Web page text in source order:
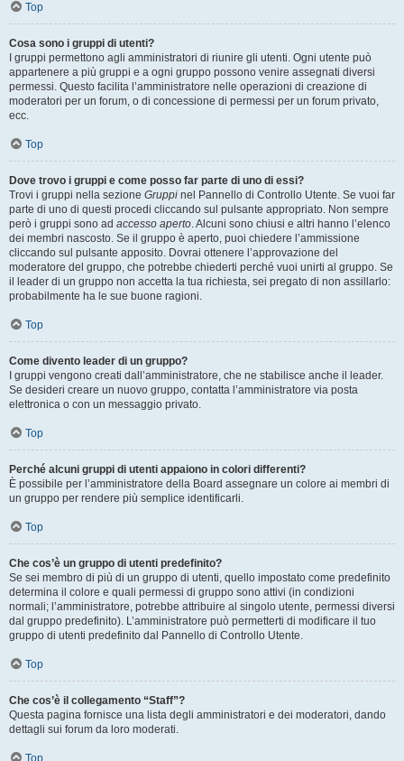
Top
Cosa sono i gruppi di utenti?
I gruppi permettono agli amministratori di riunire gli utenti. Ogni utente può
appartenere a più gruppi e a ogni gruppo possono venire assegnati diversi
permessi. Questo facilita l’amministratore nelle operazioni di creazione di
moderatori per un forum, o di concessione di permessi per un forum privato,
ecc.
Top
Dove trovo i gruppi e come posso far parte di uno di essi?
Trovi i gruppi nella sezione Gruppi nel Pannello di Controllo Utente. Se vuoi far
parte di uno di questi procedi cliccando sul pulsante appropriato. Non sempre
però i gruppi sono ad accesso aperto. Alcuni sono chiusi e altri hanno l’elenco
dei membri nascosto. Se il gruppo è aperto, puoi chiedere l’ammissione
cliccando sul pulsante apposito. Dovrai ottenere l’approvazione del
moderatore del gruppo, che potrebbe chiederti perché vuoi unirti al gruppo. Se
il leader di un gruppo non accetta la tua richiesta, sei pregato di non assillarlo:
probabilmente ha le sue buone ragioni.
Top
Come divento leader di un gruppo?
I gruppi vengono creati dall’amministratore, che ne stabilisce anche il leader.
Se desideri creare un nuovo gruppo, contatta l’amministratore via posta
elettronica o con un messaggio privato.
Top
Perché alcuni gruppi di utenti appaiono in colori differenti?
È possibile per l’amministratore della Board assegnare un colore ai membri di
un gruppo per rendere più semplice identificarli.
Top
Che cos’è un gruppo di utenti predefinito?
Se sei membro di più di un gruppo di utenti, quello impostato come predefinito
determina il colore e quali permessi di gruppo sono attivi (in condizioni
normali; l’amministratore, potrebbe attribuire al singolo utente, permessi diversi
dal gruppo predefinito). L’amministratore può permetterti di modificare il tuo
gruppo di utenti predefinito dal Pannello di Controllo Utente.
Top
Che cos’è il collegamento “Staff”?
Questa pagina fornisce una lista degli amministratori e dei moderatori, dando
dettagli sui forum da loro moderati.
Top